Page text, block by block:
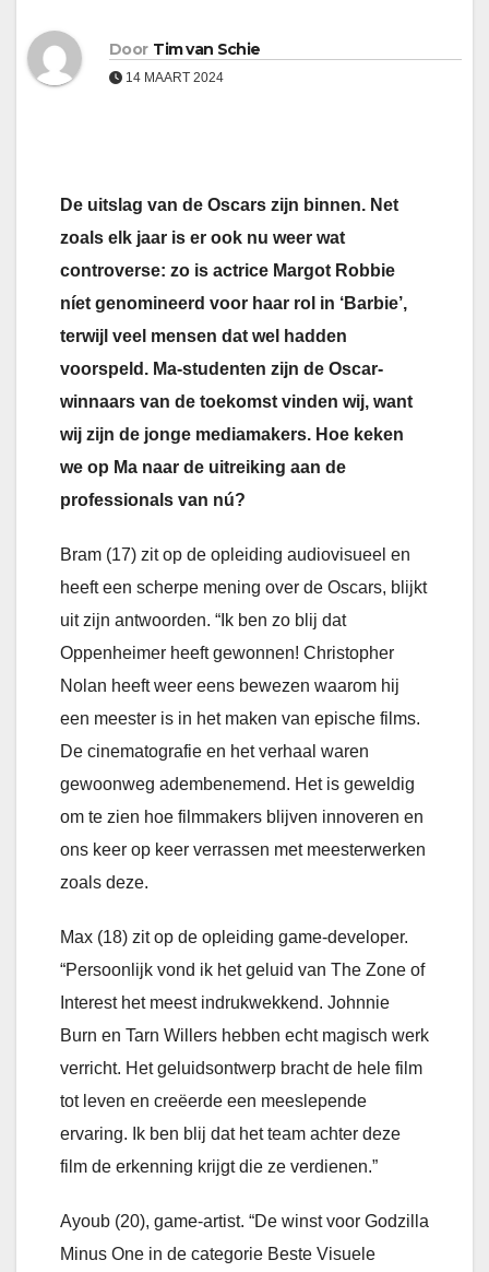
Door Tim van Schie
14 MAART 2024
De uitslag van de Oscars zijn binnen. Net
zoals elk jaar is er ook nu weer wat
controverse: zo is actrice Margot Robbie
níet genomineerd voor haar rol in ‘Barbie’,
terwijl veel mensen dat wel hadden
voorspeld. Ma-studenten zijn de Oscar-
winnaars van de toekomst vinden wij, want
wij zijn de jonge mediamakers. Hoe keken
we op Ma naar de uitreiking aan de
professionals van nú?
Bram (17) zit op de opleiding audiovisueel en
heeft een scherpe mening over de Oscars, blijkt
uit zijn antwoorden. “Ik ben zo blij dat
Oppenheimer heeft gewonnen! Christopher
Nolan heeft weer eens bewezen waarom hij
een meester is in het maken van epische films.
De cinematografie en het verhaal waren
gewoonweg adembenemend. Het is geweldig
om te zien hoe filmmakers blijven innoveren en
ons keer op keer verrassen met meesterwerken
zoals deze.
Max (18) zit op de opleiding game-developer.
“Persoonlijk vond ik het geluid van The Zone of
Interest het meest indrukwekkend. Johnnie
Burn en Tarn Willers hebben echt magisch werk
verricht. Het geluidsontwerp bracht de hele film
tot leven en creëerde een meeslepende
ervaring. Ik ben blij dat het team achter deze
film de erkenning krijgt die ze verdienen.”
Ayoub (20), game-artist. “De winst voor Godzilla
Minus One in de categorie Beste Visuele